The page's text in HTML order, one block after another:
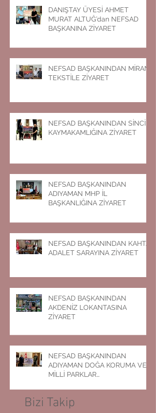
DANIŞTAY ÜYESİ AHMET
MURAT ALTUĞ’dan NEFSAD
BAŞKANINA ZİYARET
NEFSAD BAŞKANINDAN MİRAN
TEKSTİLE ZİYARET
NEFSAD BAŞKANINDAN SİNCİK
KAYMAKAMLIĞINA ZİYARET
NEFSAD BAŞKANINDAN
ADIYAMAN MHP İL
BAŞKANLIĞINA ZİYARET
NEFSAD BAŞKANINDAN KAHTA
ADALET SARAYINA ZİYARET
NEFSAD BAŞKANINDAN
AKDENİZ LOKANTASINA
ZİYARET
NEFSAD BAŞKANINDAN
ADIYAMAN DOĞA KORUMA VE
MİLLİ PARKLAR
Bizi Takip